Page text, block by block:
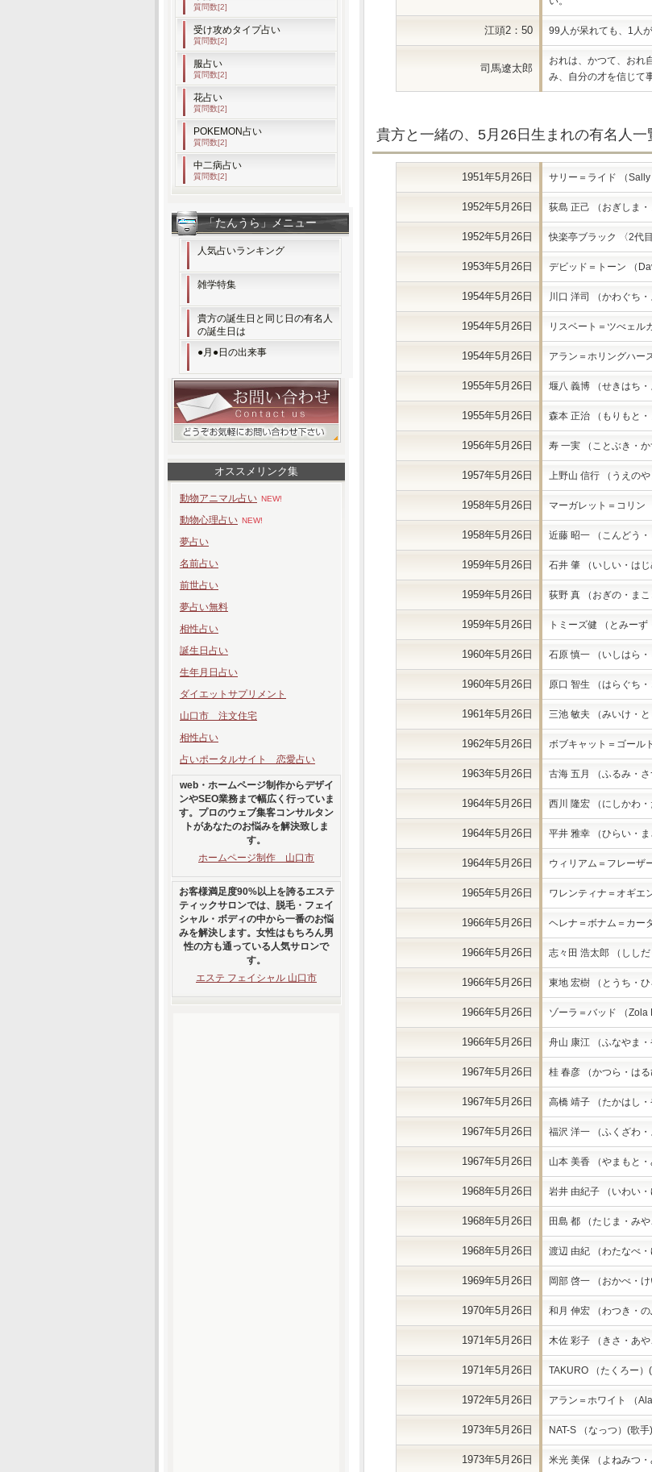
江頭2：50 99人が呆れても、1人
司馬遼太郎
おれは、かつて、おれ
み、自分の才を信じて
貴方と一緒の、5月26日生まれの有名人一
1951年5月26日 サリー＝ライド （
1952年5月26日 荻島 正己 （おぎしま
1952年5月26日 快楽亭ブラック 〈2代
1953年5月26日 デビッド＝トーン （
1954年5月26日 川口 洋司 （かわぐち
1954年5月26日 リスベート＝ツべェル
1954年5月26日 アラン＝ホリングハー
1955年5月26日 堰八 義博 （せきはち
1955年5月26日 森本 正治 （もりもと
1956年5月26日 寿 一実 （ことぶき・
1957年5月26日 上野山 信行 （うえの
1958年5月26日 マーガレット＝コリン
1958年5月26日 近藤 昭一 （こんどう
1959年5月26日 石井 肇 （いしい・は
1959年5月26日 荻野 真 （おぎの・ま
1959年5月26日 トミーズ健 （とみー
1960年5月26日 石原 慎一 （いしはら
1960年5月26日 原口 智生 （はらぐち
1961年5月26日 三池 敏夫 （みいけ・
1962年5月26日 ボブキャット＝ゴール
1963年5月26日 古海 五月 （ふるみ・
1964年5月26日 西川 隆宏 （にしかわ
1964年5月26日 平井 雅幸 （ひらい・
1964年5月26日 ウィリアム＝フレーザ
1965年5月26日 ワレンティナ＝オギエ
1966年5月26日 ヘレナ＝ボナム＝カー
1966年5月26日 志々田 浩太郎 （しし
1966年5月26日 東地 宏樹 （とうち・
1966年5月26日 ゾーラ＝バッド （
1966年5月26日 舟山 康江 （ふなやま
1967年5月26日 桂 春彦 （かつら・は
1967年5月26日 高橋 靖子 （たかはし
1967年5月26日 福沢 洋一 （ふくざわ
1967年5月26日 山本 美香 （やまもと
1968年5月26日 岩井 由紀子 （いわい
1968年5月26日 田島 都 （たじま・み
1968年5月26日 渡辺 由紀 （わたなべ
1969年5月26日 岡部 啓一 （おかべ・
1970年5月26日 和月 伸宏 （わつき・
1971年5月26日 木佐 彩子 （きさ・あ
1971年5月26日 TAKURO （たくろー
1972年5月26日 アラン＝ホワイト （
1973年5月26日 NAT-S （なっつ）(歌手)
1973年5月26日 米光 美保 （よねみつ
質問数[2]
受け攻めタイプ占い
質問数[2]
服占い
質問数[2]
花占い
質問数[2]
POKEMON占い
質問数[2]
中二病占い
質問数[2]
「たんうら」メニュー
人気占いランキング
雑学特集
貴方の誕生日と同じ日の有名人
の誕生日は
●月●日の出来事
オススメリンク集
動物アニマル占い NEW!
動物心理占い NEW!
夢占い
名前占い
前世占い
夢占い無料
相性占い
誕生日占い
生年月日占い
ダイエットサプリメント
山口市 注文住宅
相性占い
占いポータルサイト 恋愛占い
web・ホームページ制作からデザイ
ンやSEO業務まで幅広く行っていま
す。プロのウェブ集客コンサルタン
トがあなたのお悩みを解決致しま
す。
ホームページ制作 山口市
お客様満足度90%以上を誇るエステ
ティックサロンでは、脱毛・フェイ
シャル・ボディの中から一番のお悩
みを解決します。女性はもちろん男
性の方も通っている人気サロンで
す。
エステ フェイシャル 山口市